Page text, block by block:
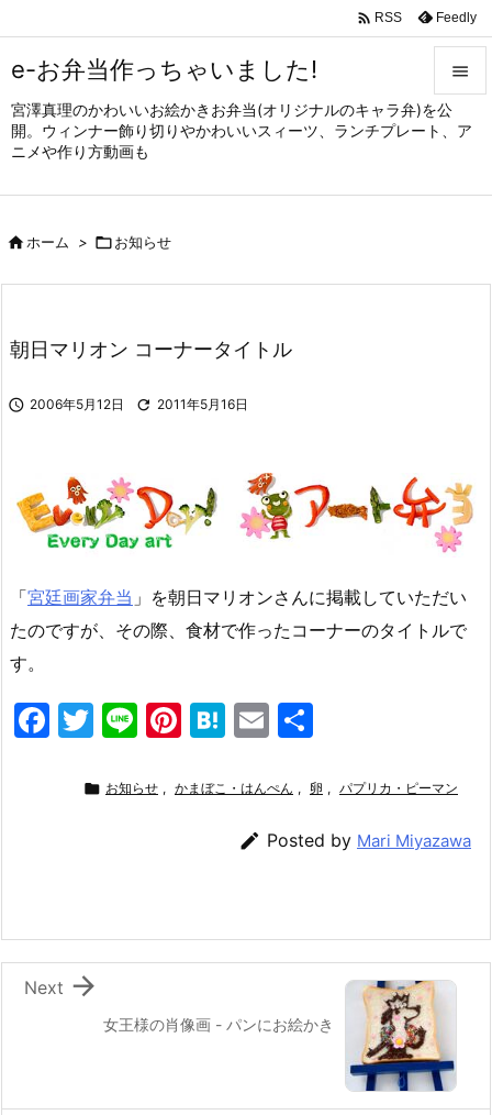
e-お弁当作っちゃいました!
宮澤真理のかわいいお絵かきお弁当(オリジナルのキャラ弁)を公
開。ウィンナー飾り切りやかわいいスィーツ、ランチプレート、ア
ニメや作り方動画も


メニュ
サイド

 RSS Feedly
ホーム > お知らせ
朝日マリオン コーナータイトル
 2006年5月12日  2011年5月16日
「宮廷画家弁当 」を朝日マリオンさんに掲載していただい
たのですが、その際、食材で作ったコーナーのタイトルで
す。
F
o
k
T
itt
Li
e
Pi
er
H
e
a
E
ai
l
 お知らせ , かまぼこ・はんぺん , 卵 , パプリカ・ピーマン
 Posted by Mari Miyazawa
女王様の肖像画 - パンにお絵かき

Next